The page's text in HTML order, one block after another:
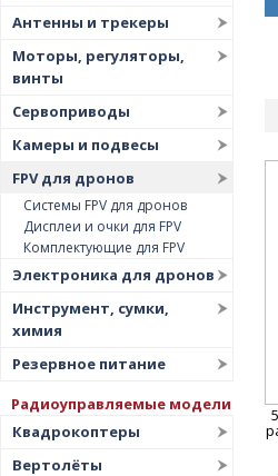
Антенны и трекеры
Моторы, регуляторы,
винты
Сервоприводы
Камеры и подвесы
FPV для дронов
Системы FPV для дронов
Дисплеи и очки для FPV
Комплектующие для FPV
Электроника для дронов
Инструмент, сумки,
химия
Резервное питание
Радиоуправляемые модели
Квадрокоптеры
Вертолёты